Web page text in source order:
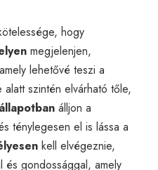
hogy
megjelenjen,
lehetővé teszi a
szintén elvárható tőle,
álljon a
ténylegesen el is lássa a
kell elvégeznie,
és gondossággal, amely